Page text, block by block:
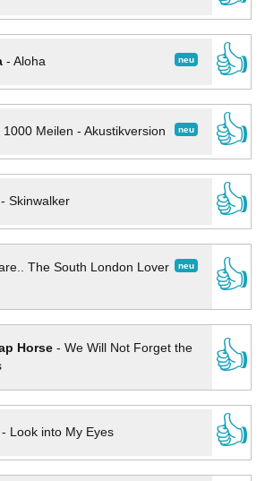
neu
- Aloha
👍
neu
1000 Meilen - Akustikversion
👍
Skinwalker
👍
neu
The South London Lover
👍
Horse- We Will Not Forget the
👍
Look into My Eyes
👍